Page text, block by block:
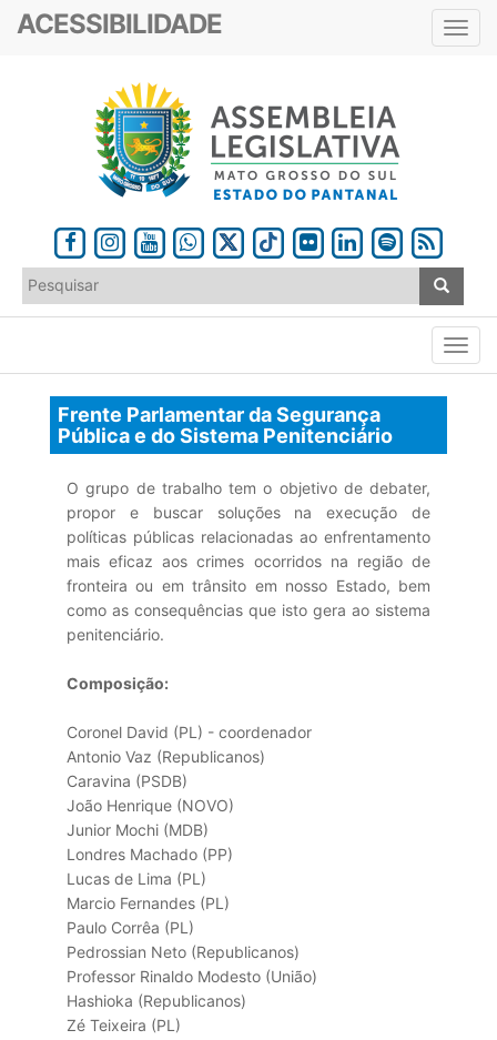
ACESSIBILIDADE
Frente Parlamentar da Segurança
Pública e do Sistema Penitenciário
O grupo de trabalho tem o objetivo de debater,
propor e buscar soluções na execução de
políticas públicas relacionadas ao enfrentamento
mais eficaz aos crimes ocorridos na região de
fronteira ou em trânsito em nosso Estado, bem
como as consequências que isto gera ao sistema
penitenciário.
Composição:
Coronel David (PL) - coordenador
Antonio Vaz (Republicanos)
Caravina (PSDB)
João Henrique (NOVO)
Junior Mochi (MDB)
Londres Machado (PP)
Lucas de Lima (PL)
Marcio Fernandes (PL)
Paulo Corrêa (PL)
Pedrossian Neto (Republicanos)
Professor Rinaldo Modesto (União)
Hashioka (Republicanos)
Zé Teixeira (PL)